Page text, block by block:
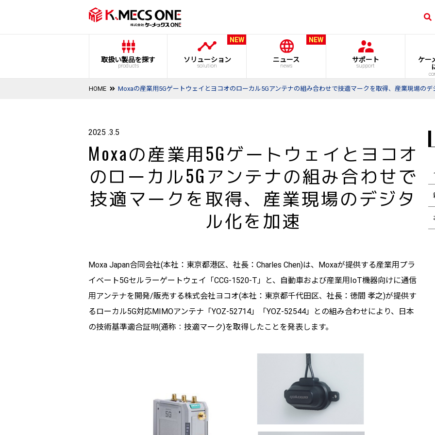
取扱い製品を探す
products
ソリューション
solution
NEW
ニュース
news
NEW
サポート
support
ケー
HOME Moxaの産業用5Gゲートウェイとヨコオのローカル5Gアンテナの組み合わせで技適マークを取得、産業現場の
2025 .3.5
Moxaの産業用5Gゲートウェイとヨコオ
のローカル5Gアンテナの組み合わせで
技適マークを取得、産業現場のデジタ
ル化を加速
Moxa Japan合同会社(本社：東京都港区、社長：Charles Chen)は、Moxaが提供する産業用プラ
イベート5Gセルラーゲートウェイ「CCG-1520-T」と、自動車および産業用IoT機器向けに通信
用アンテナを開発/販売する株式会社ヨコオ(本社：東京都千代田区、社長：徳間 孝之)が提供す
るローカル5G対応MIMOアンテナ「YOZ-52714」「YOZ-52544」との組み合わせにより、日本
の技術基準適合証明(通称：技適マーク)を取得したことを発表します。